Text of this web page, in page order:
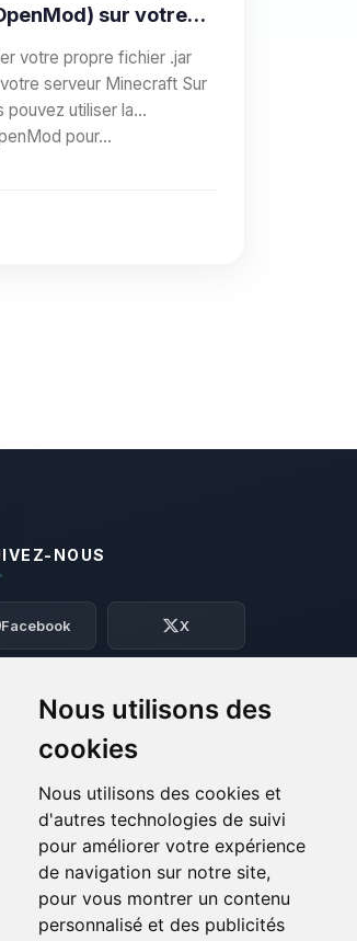
Nous utilisons des
cookies
Nous utilisons des cookies et
d'autres technologies de suivi
pour améliorer votre expérience
de navigation sur notre site,
pour vous montrer un contenu
personnalisé et des publicités
sur votre
votre propre fichier .jar
serveur Minecraft Sur
pouvez utiliser la
pour…
NOUS
Facebook X
enfin quelqu’un pour me parler !
Choupy, ton petit assistant
Dis-moi ce dont tu as besoin
remuer mes petits circuits
à 09:24